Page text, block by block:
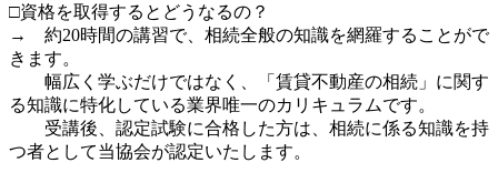
□資格を取得するとどうなるの？
→ 約20時間の講習で、相続全般の知識を網羅することがで
きます。
幅広く学ぶだけではなく、「賃貸不動産の相続」に関す
る知識に特化している業界唯一のカリキュラムです。
受講後、認定試験に合格した方は、相続に係る知識を持
つ者として当協会が認定いたします。